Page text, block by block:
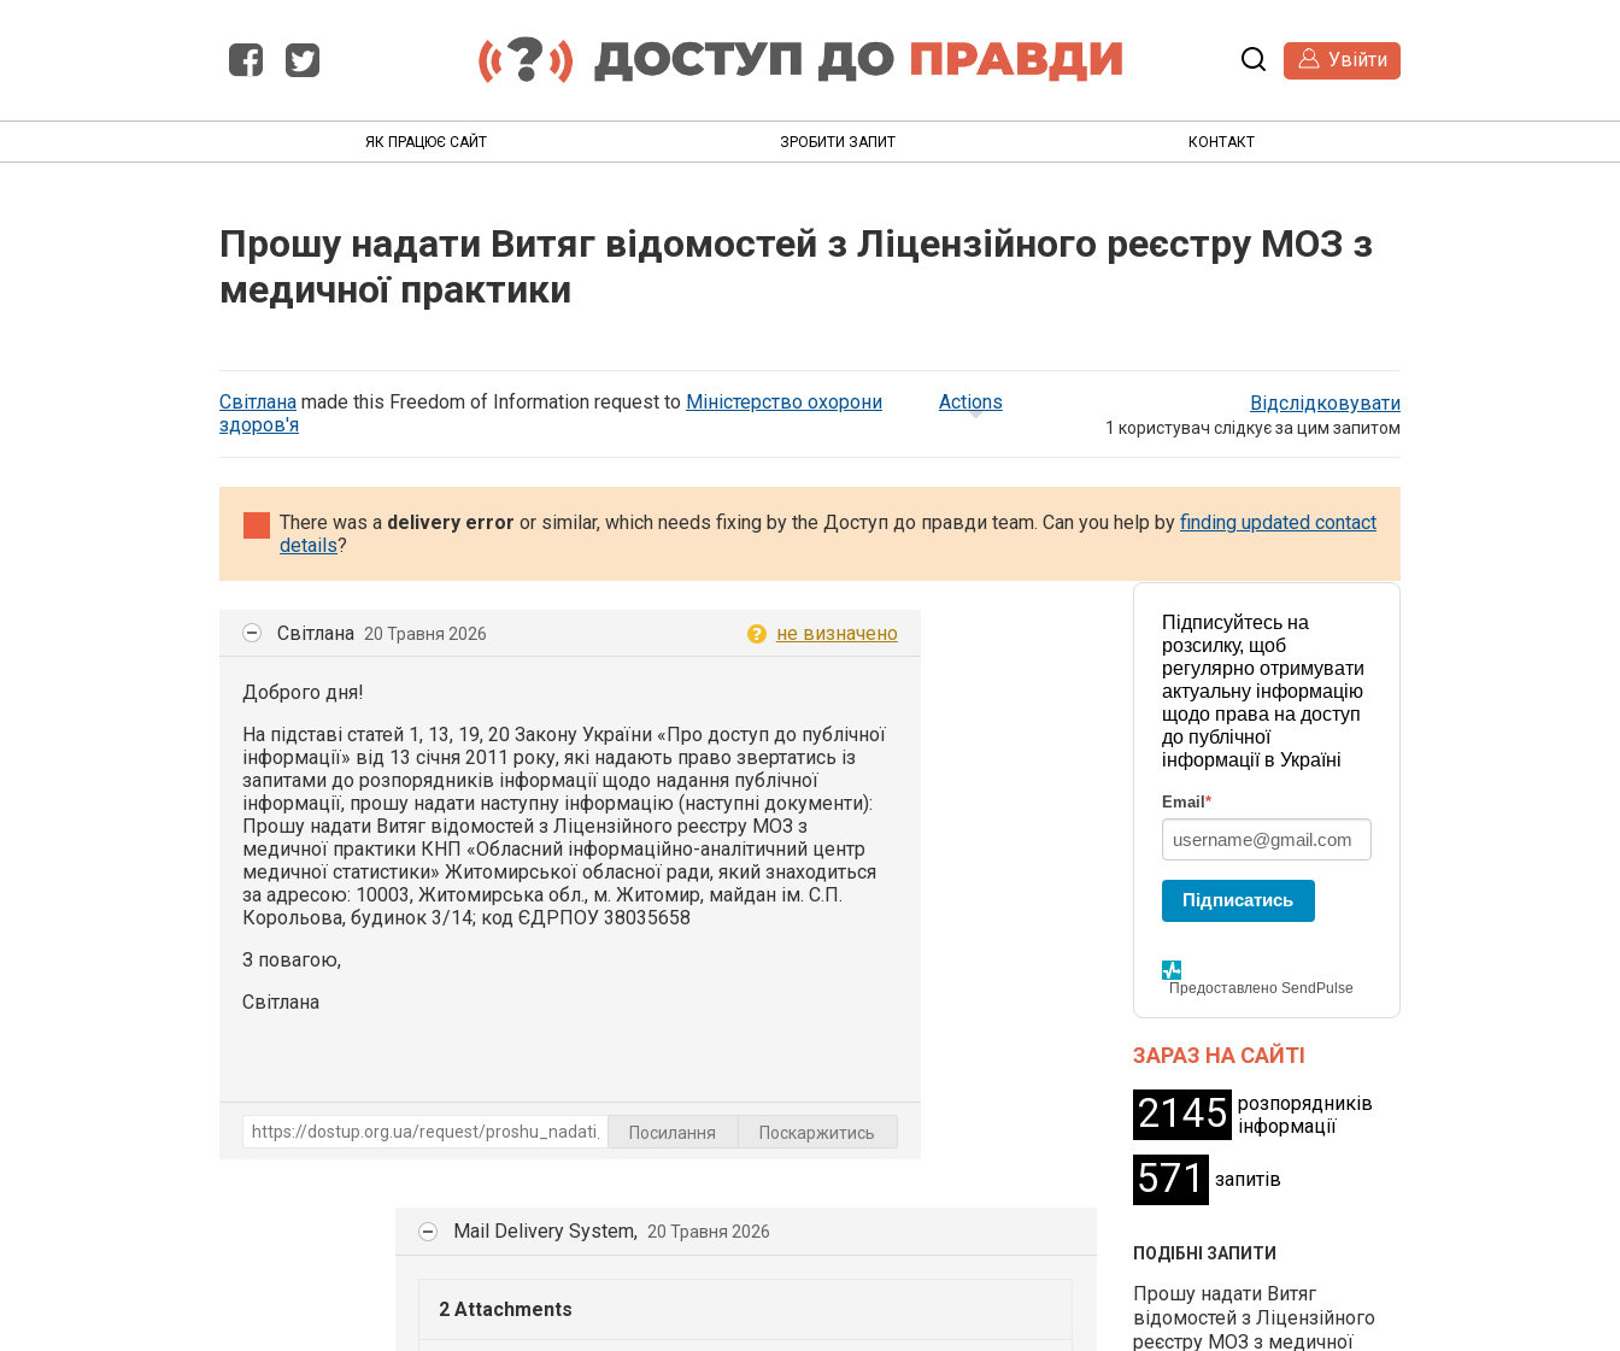
Увійти
ЯК ПРАЦЮЄ САЙТ ЗРОБИТИ ЗАПИТ КОНТАКТ
Прошу надати Витяг відомостей з Ліцензійного реєстру МОЗ з
медичної практики
Світлана made this Freedom of Information request to Міністерство охорони
здоров'я
Actions Відслідковувати
1 користувач слідкує за цим запитом
There was a delivery error or similar, which needs fixing by the Доступ до правди team. Can you help by finding updated contact
details?
Світлана 20 Травня 2026 не визначено
Доброго дня!
На підставі статей 1, 13, 19, 20 Закону України «Про доступ до публічної
інформації» від 13 січня 2011 року, які надають право звертатись із
запитами до розпорядників інформації щодо надання публічної
інформації, прошу надати наступну інформацію (наступні документи):
Прошу надати Витяг відомостей з Ліцензійного реєстру МОЗ з
медичної практики КНП «Обласний інформаційно-аналітичний центр
медичної статистики» Житомирської обласної ради, який знаходиться
за адресою: 10003, Житомирська обл., м. Житомир, майдан ім. С.П.
Корольова, будинок 3/14; код ЄДРПОУ 38035658
З повагою,
Світлана
Посилання Поскаржитись
Mail Delivery System, 20 Травня 2026
2 Attachments
Підписуйтесь на
розсилку, щоб
регулярно отримувати
актуальну інформацію
щодо права на доступ
до публічної
інформації в Україні
Email *
Підписатись
Предоставлено SendPulse
ЗАРАЗ НА САЙТІ
2145 розпорядників
інформації
571 запитів
ПОДІБНІ ЗАПИТИ
Прошу надати Витяг
відомостей з Ліцензійного
реєстру МОЗ з медичної